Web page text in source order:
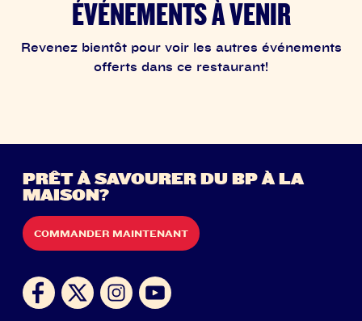
ÉVÉNEMENTS À VENIR
Revenez bientôt pour voir les autres événements
offerts dans ce restaurant!
PRÊT À SAVOURER DU BP À LA
MAISON?
COMMANDER MAINTENANT